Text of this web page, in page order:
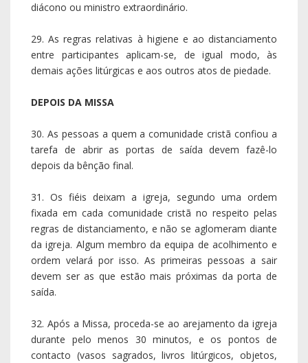
diácono ou ministro extraordinário.
29. As regras relativas à higiene e ao distanciamento
entre participantes aplicam-se, de igual modo, às
demais ações litúrgicas e aos outros atos de piedade.
DEPOIS DA MISSA
30. As pessoas a quem a comunidade cristã confiou a
tarefa de abrir as portas de saída devem fazê-lo
depois da bênção final.
31. Os fiéis deixam a igreja, segundo uma ordem
fixada em cada comunidade cristã no respeito pelas
regras de distanciamento, e não se aglomeram diante
da igreja. Algum membro da equipa de acolhimento e
ordem velará por isso. As primeiras pessoas a sair
devem ser as que estão mais próximas da porta de
saída.
32. Após a Missa, proceda-se ao arejamento da igreja
durante pelo menos 30 minutos, e os pontos de
contacto (vasos sagrados, livros litúrgicos, objetos,